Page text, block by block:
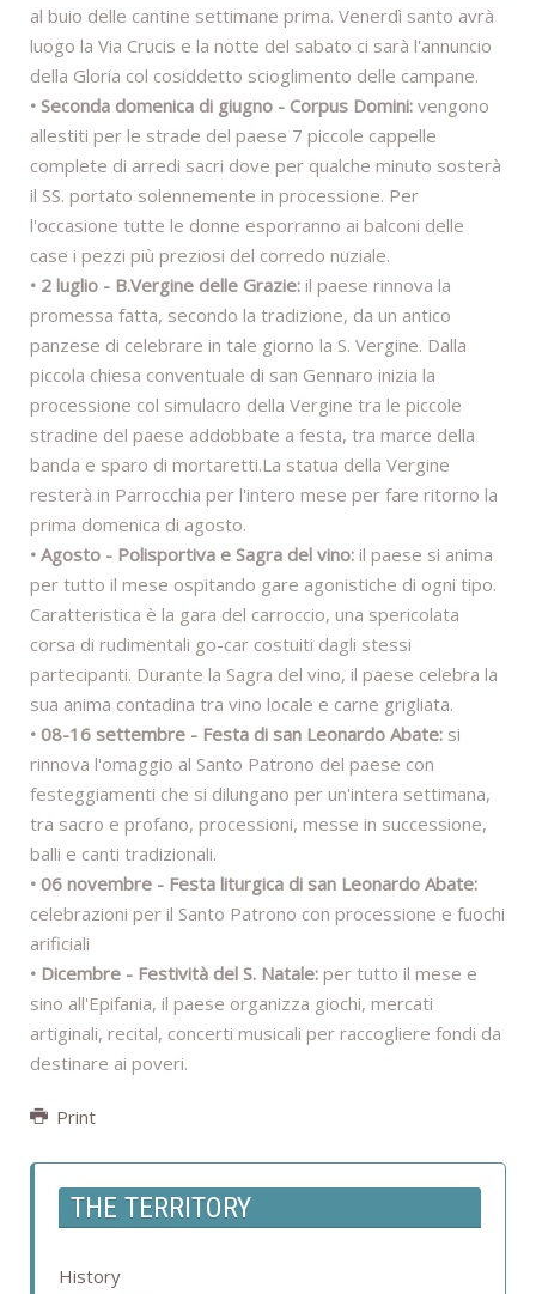
al buio delle cantine settimane prima. Venerdì santo avrà
luogo la Via Crucis e la notte del sabato ci sarà l'annuncio
della Gloria col cosiddetto scioglimento delle campane.
• Seconda domenica di giugno - Corpus Domini: vengono
allestiti per le strade del paese 7 piccole cappelle
complete di arredi sacri dove per qualche minuto sosterà
il SS. portato solennemente in processione. Per
l'occasione tutte le donne esporranno ai balconi delle
case i pezzi più preziosi del corredo nuziale.
• 2 luglio - B.Vergine delle Grazie: il paese rinnova la
promessa fatta, secondo la tradizione, da un antico
panzese di celebrare in tale giorno la S. Vergine. Dalla
piccola chiesa conventuale di san Gennaro inizia la
processione col simulacro della Vergine tra le piccole
stradine del paese addobbate a festa, tra marce della
banda e sparo di mortaretti.La statua della Vergine
resterà in Parrocchia per l'intero mese per fare ritorno la
prima domenica di agosto.
• Agosto - Polisportiva e Sagra del vino: il paese si anima
per tutto il mese ospitando gare agonistiche di ogni tipo.
Caratteristica è la gara del carroccio, una spericolata
corsa di rudimentali go-car costuiti dagli stessi
partecipanti. Durante la Sagra del vino, il paese celebra la
sua anima contadina tra vino locale e carne grigliata.
• 08-16 settembre - Festa di san Leonardo Abate: si
rinnova l'omaggio al Santo Patrono del paese con
festeggiamenti che si dilungano per un'intera settimana,
tra sacro e profano, processioni, messe in successione,
balli e canti tradizionali.
• 06 novembre - Festa liturgica di san Leonardo Abate:
celebrazioni per il Santo Patrono con processione e fuochi
arificiali
• Dicembre - Festività del S. Natale: per tutto il mese e
sino all'Epifania, il paese organizza giochi, mercati
artiginali, recital, concerti musicali per raccogliere fondi da
destinare ai poveri.
Print
THE TERRITORY
History